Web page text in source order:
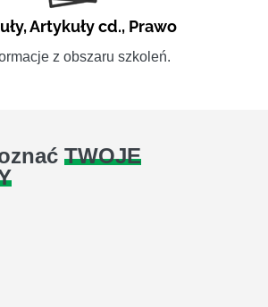
,Artykuły cd., Prawo
z obszaru szkoleń.
TWOJE